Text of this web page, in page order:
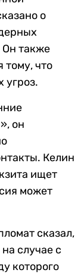
о
Он также
тому, что
угроз.
он
Келин
ищет
может
сказал,
случае с
которого